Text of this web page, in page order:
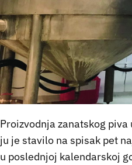
Proizvodnja zanatskog
ju je stavilo na spisak pet
u poslednjoj kalendarskoj